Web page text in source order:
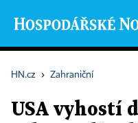
HN.cz › Zahraniční
USA vyhostí